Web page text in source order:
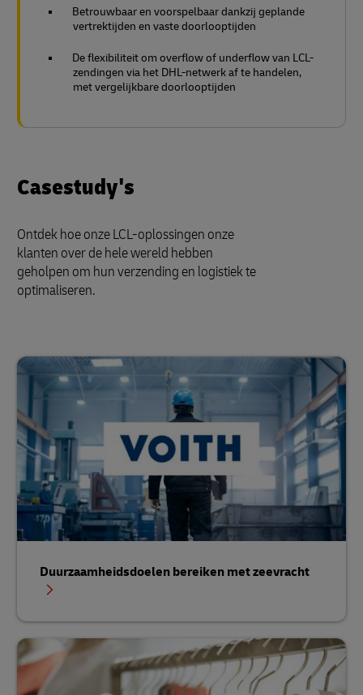
Betrouwbaar en voorspelbaar dankzij geplande
vertrektijden en vaste doorlooptijden
De flexibiliteit om overflow of underflow van LCL-
zendingen via het DHL-netwerk af te handelen,
met vergelijkbare doorlooptijden
Casestudy's
Ontdek hoe onze LCL-oplossingen onze
klanten over de hele wereld hebben
geholpen om hun verzending en logistiek te
optimaliseren.
Duurzaamheidsdoelen bereiken met zeevracht